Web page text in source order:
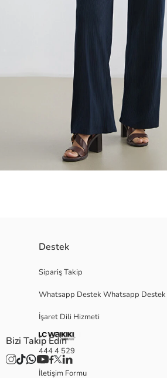
Ana Kumaş:
Destek
Sipariş Takip
Whatsapp Destek Whatsapp Destek
İşaret Dili Hizmeti
444 4 529
İletişim Formu
Bizi Takip Edin